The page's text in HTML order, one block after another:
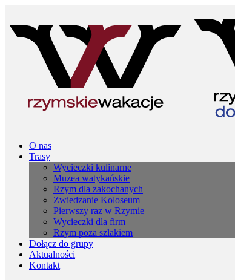
O nas
Trasy
Wycieczki kulinarne
Muzea watykańskie
Rzym dla zakochanych
Zwiedzanie Koloseum
Pierwszy raz w Rzymie
Wycieczki dla firm
Rzym poza szlakiem
Dołącz do grupy
Aktualności
Kontakt